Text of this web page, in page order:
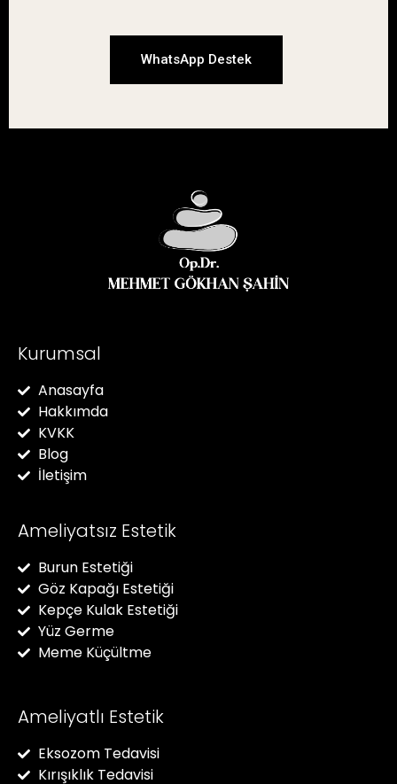
WhatsApp Destek
Kurumsal
Anasayfa
Hakkımda
KVKK
Blog
İletişim
Ameliyatsız Estetik
Burun Estetiği
Göz Kapağı Estetiği
Kepçe Kulak Estetiği
Yüz Germe
Meme Küçültme
Ameliyatlı Estetik
Eksozom Tedavisi
Kırışıklık Tedavisi